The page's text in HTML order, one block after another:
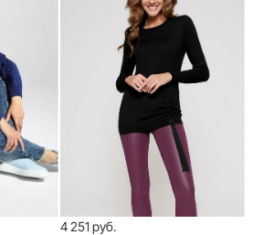
4 251 руб.